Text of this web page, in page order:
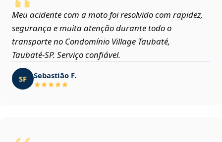
Meu acidente com a moto foi resolvido com rapidez,
segurança e muita atenção durante todo o
transporte no Condomínio Village Taubaté,
Taubaté‑SP. Serviço confiável.
SF Sebastião F.